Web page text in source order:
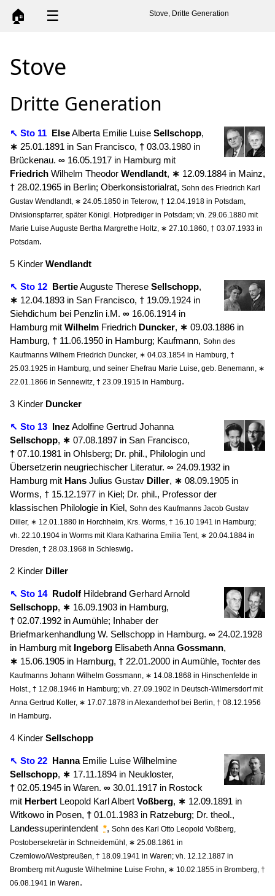
🏠 ☰ Stove, Dritte Generation
Stove
Dritte Generation
↖ Sto 11 ElseAlberta Emilie Luise Sellschopp,
∗ 25.01.1891 in San Francisco, † 03.03.1980 in
Brückenau. ∞ 16.05.1917 in Hamburg mit
Friedrich Wilhelm Theodor Wendlandt, ∗ 12.09.1884 in Mainz,
† 28.02.1965 in Berlin; Oberkonsistorialrat, Sohn des Friedrich Karl
Gustav Wendlandt, ∗ 24.05.1850 in Teterow, † 12.04.1918 in Potsdam,
Divisionspfarrer, später Königl. Hofprediger in Potsdam; vh. 29.06.1880 mit
Marie Luise Auguste Bertha Margrethe Holtz, ∗ 27.10.1860, † 03.07.1933 in
Potsdam.
5 Kinder Wendlandt
↖ Sto 12 BertieAuguste Therese Sellschopp,
∗ 12.04.1893 in San Francisco, † 19.09.1924 in
Siehdichum bei Penzlin i.M. ∞ 16.06.1914 in
Hamburg mit Wilhelm Friedrich Duncker, ∗ 09.03.1886 in
Hamburg, † 11.06.1950 in Hamburg; Kaufmann, Sohn des
Kaufmanns Wilhem Friedrich Duncker, ∗ 04.03.1854 in Hamburg, †
25.03.1925 in Hamburg, und seiner Ehefrau Marie Luise, geb. Benemann, ∗
22.01.1866 in Sennewitz, † 23.09.1915 in Hamburg.
3 Kinder Duncker
↖ Sto 13 Inez Adolfine Gertrud Johanna
Sellschopp, ∗ 07.08.1897 in San Francisco,
† 07.10.1981 in Ohlsberg; Dr. phil., Philologin und
Übersetzerin neugriechischer Literatur. ∞ 24.09.1932 in
Hamburg mit Hans Julius Gustav Diller, ∗ 08.09.1905 in
Worms, † 15.12.1977 in Kiel; Dr. phil., Professor der
klassischen Philologie in Kiel, Sohn des Kaufmanns Jacob Gustav
Diller, ∗ 12.01.1880 in Horchheim, Krs. Worms, † 16.10 1941 in Hamburg;
vh. 22.10.1904 in Worms mit Klara Katharina Emilia Tent, ∗ 20.04.1884 in
Dresden, † 28.03.1968 in Schleswig.
2 Kinder Diller
↖ Sto 14 Rudolf Hildebrand Gerhard Arnold
Sellschopp, ∗ 16.09.1903 in Hamburg,
† 02.07.1992 in Aumühle; Inhaber der
Briefmarkenhandlung W. Sellschopp in Hamburg. ∞ 24.02.1928
in Hamburg mit Ingeborg Elisabeth Anna Gossmann,
∗ 15.06.1905 in Hamburg, † 22.01.2000 in Aumühle, Tochter des
Kaufmanns Johann Wilhelm Gossmann, ∗ 14.08.1868 in Hinschenfelde in
Holst., † 12.08.1946 in Hamburg; vh. 27.09.1902 in Deutsch-Wilmersdorf mit
Anna Gertrud Koller, ∗ 17.07.1878 in Alexanderhof bei Berlin, † 08.12.1956
in Hamburg.
4 Kinder Sellschopp
↖ Sto 22 HannaEmilie Luise Wilhelmine
Sellschopp, ∗ 17.11.1894 in Neukloster,
† 02.05.1945 in Waren. ∞ 30.01.1917 in Rostock
mit Herbert Leopold Karl Albert Voßberg, ∗ 12.09.1891 in
Witkowo in Posen, † 01.01.1983 in Ratzeburg; Dr. theol.,
Landessuperintendent *, Sohn des Karl Otto Leopold Voßberg,
Postobersekretär in Schneidemühl, ∗ 25.08.1861 in
Czemlowo/Westpreußen, † 18.09.1941 in Waren; vh. 12.12.1887 in
Bromberg mit Auguste Wilhelmine Luise Frohn, ∗ 10.02.1855 in Bromberg, †
06.08.1941 in Waren.